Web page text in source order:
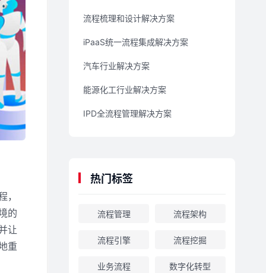
，
的
让
重
流程梳理和设计解决方案
iPaaS统一流程集成解决方案
汽车行业解决方案
能源化工行业解决方案
IPD全流程管理解决方案
热门标签
流程管理 流程架构
流程引擎 流程挖掘
业务流程 数字化转型